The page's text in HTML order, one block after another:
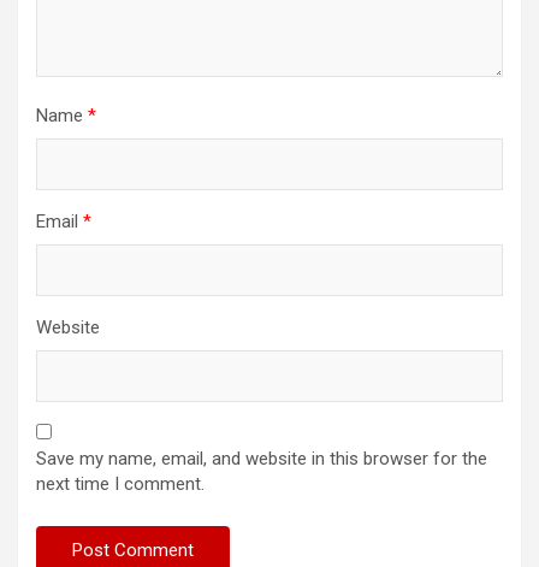
Name *
Email *
Website
Save my name, email, and website in this browser for the
next time I comment.